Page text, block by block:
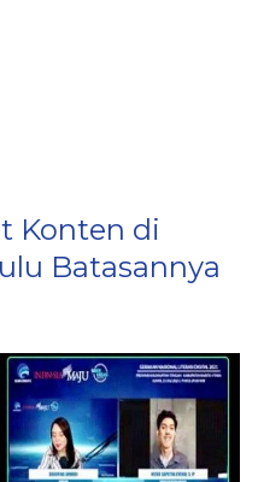
Konten di
Batasannya